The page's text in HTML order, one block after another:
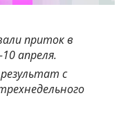
приток в
апреля.
с